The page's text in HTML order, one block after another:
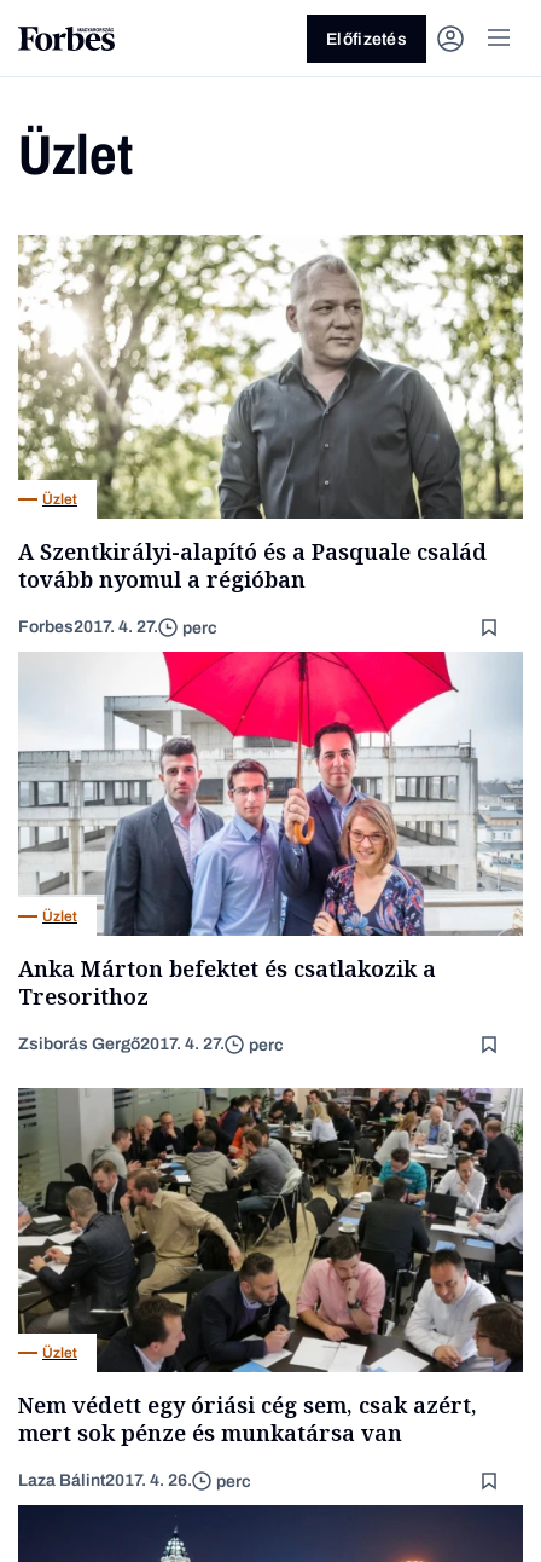
Vagy fedezze fel a következő
témákat
Üzlet Pénz Zöld Legyél jobb!
Előfizetés
Üzlet
Üzlet
A Szentkirályi-alapító és a Pasquale család
tovább nyomul a régióban
Forbes2017. 4. 27. perc
Üzlet
Anka Márton befektet és csatlakozik a
Tresorithoz
Zsiborás Gergő2017. 4. 27. perc
Üzlet
Nem védett egy óriási cég sem, csak azért,
mert sok pénze és munkatársa van
Laza Bálint2017. 4. 26. perc